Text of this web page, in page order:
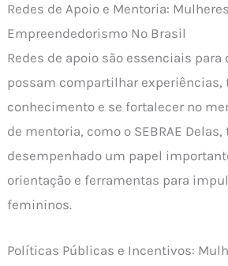
Redes de Apoio e Mentoria:
Empreendedorismo No Brasil
Redes de apoio são essenciais
possam compartilhar experiências,
conhecimento e se fortalecer no
de mentoria, como o SEBRAE Delas,
desempenhado um papel
orientação e ferramentas para
femininos.
Políticas Públicas e Incentivos: